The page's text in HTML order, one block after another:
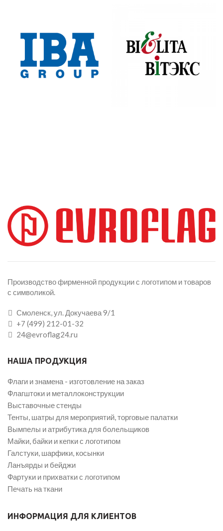
Производство фирменной продукции с логотипом и товаров
с символикой.
Смоленск, ул. Докучаева 9/1
+7 (499) 212-01-32
24@evroflag24.ru
НАША ПРОДУКЦИЯ
Флаги и знамена - изготовление на заказ
Флагштоки и металлоконструкции
Выставочные стенды
Тенты, шатры для мероприятий, торговые палатки
Вымпелы и атрибутика для болельщиков
Майки, байки и кепки с логотипом
Галстуки, шарфики, косынки
Ланъярды и бейджи
Фартуки и прихватки с логотипом
Печать на ткани
ИНФОРМАЦИЯ ДЛЯ КЛИЕНТОВ